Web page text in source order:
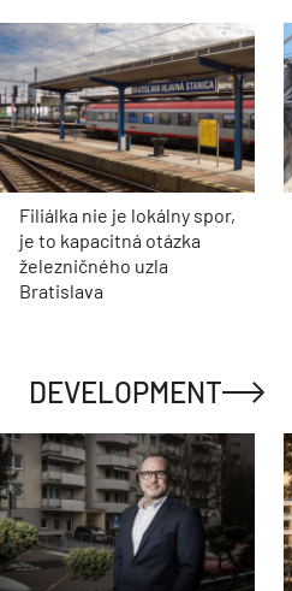
Filiálka nie je lokálny spor,
je to kapacitná otázka
železničného uzla
Bratislava
DEVELOPMENT